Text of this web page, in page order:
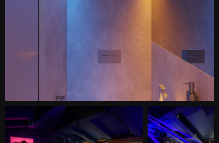
имеющиеся элементы декора
(рейки на стене за диваном у бара)
и напольное покрытие (плитку).
система вентиляции, которую надо
было визуально адаптировать к
использованию в данном
пространстве.